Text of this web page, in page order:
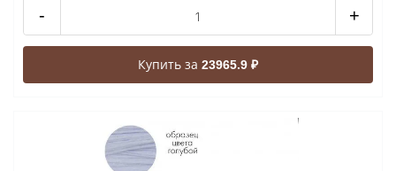
- +
Купить за 23965.9 ₽